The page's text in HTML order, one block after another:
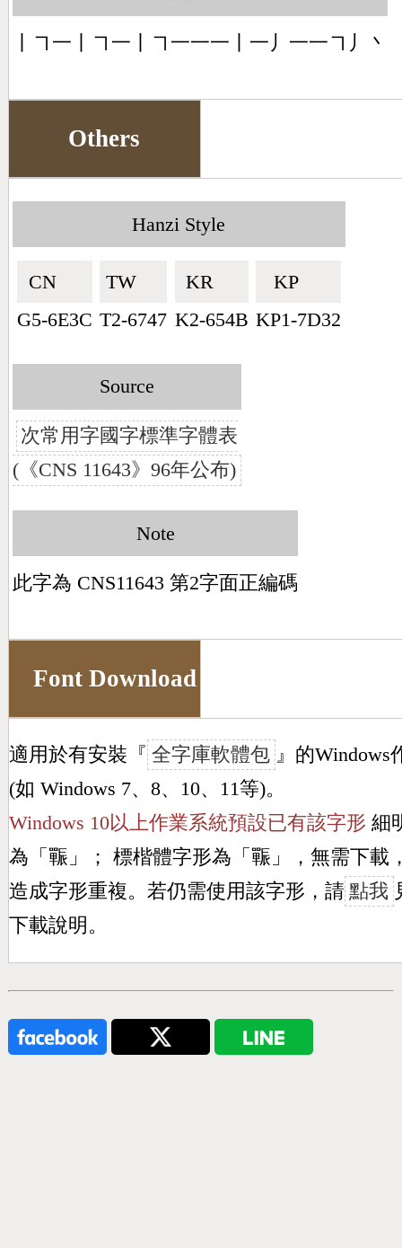
丨㇕一丨㇕一丨㇕一一一丨一丿一一㇕丿丶
Others
Hanzi Style
CN🇨🇳
G5-6E3C
TW🇹🇼
T2-6747
KR🇰🇷
K2-654B
KP🇰🇵
KP1-7D32
Source
次常用字國字標準字體表
(《CNS 11643》96年公布)
Note
此字為 CNS11643 第2字面正編碼
Font Download
適用於有安裝『 全字庫軟體包 』的Windows
(如 Windows 7、8、10、11等)。
Windows 10以上作業系統預設已有該字形 細
為「 辴 」； 標楷體字形為「 辴 」，無需下載
造成字形重複。若仍需使用該字形，請 點我
下載說明。